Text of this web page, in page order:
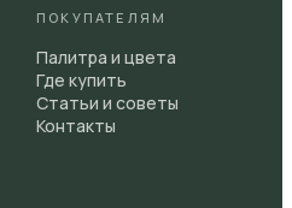
ПОКУПАТЕЛЯМ
Палитра и цвета
Где купить
Статьи и советы
Контакты